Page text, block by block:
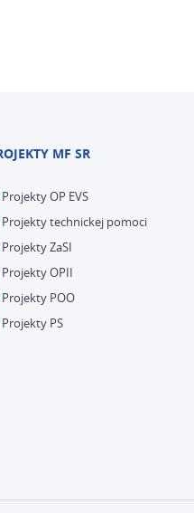
MF SR
Projekty OP EVS
Projekty technickej pomoci
Projekty ZaSI
Projekty OPII
Projekty POO
Projekty PS